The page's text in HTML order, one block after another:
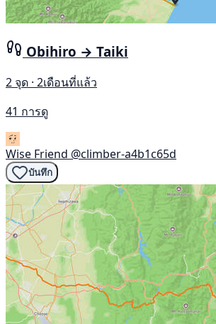
Obihiro → Taiki
2 จุด · 2เดือนที่แล้ว
41 การดู
Wise Friend @climber-a4b1c65d
บันทึก